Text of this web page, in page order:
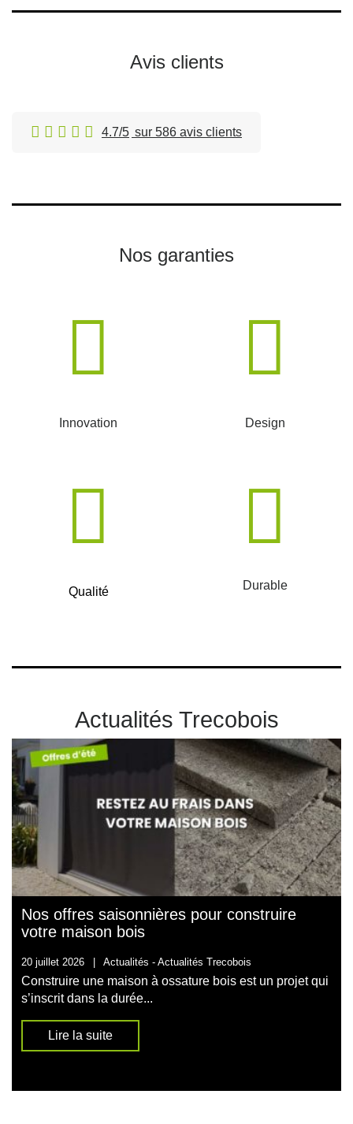
Avis clients
4.7/5 sur 586 avis clients
Nos garanties
Innovation Design
Qualité Durable
Actualités Trecobois
Nos offres saisonnières pour construire
votre maison bois
20 juillet 2026 | Actualités - Actualités Trecobois
Construire une maison à ossature bois est un projet qui
s’inscrit dans la durée...
Lire la suite